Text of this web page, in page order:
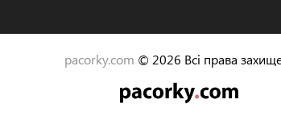
pacorky.com © 2026 Всі права